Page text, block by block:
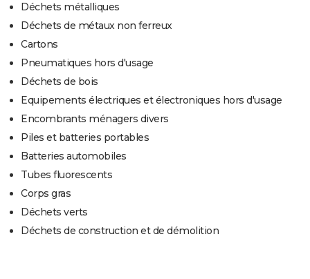
Déchets métalliques
Déchets de métaux non ferreux
Cartons
Pneumatiques hors d'usage
Déchets de bois
Equipements électriques et électroniques hors d'usage
Encombrants ménagers divers
Piles et batteries portables
Batteries automobiles
Tubes fluorescents
Corps gras
Déchets verts
Déchets de construction et de démolition